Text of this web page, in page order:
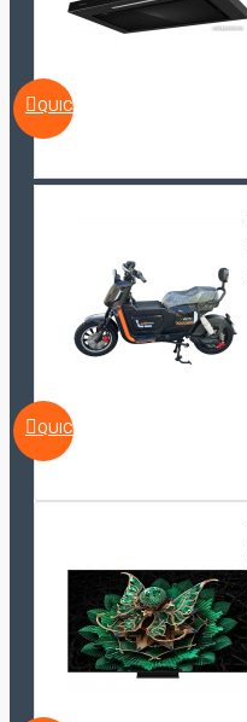
QUICKVIEW
QUICKVIEW